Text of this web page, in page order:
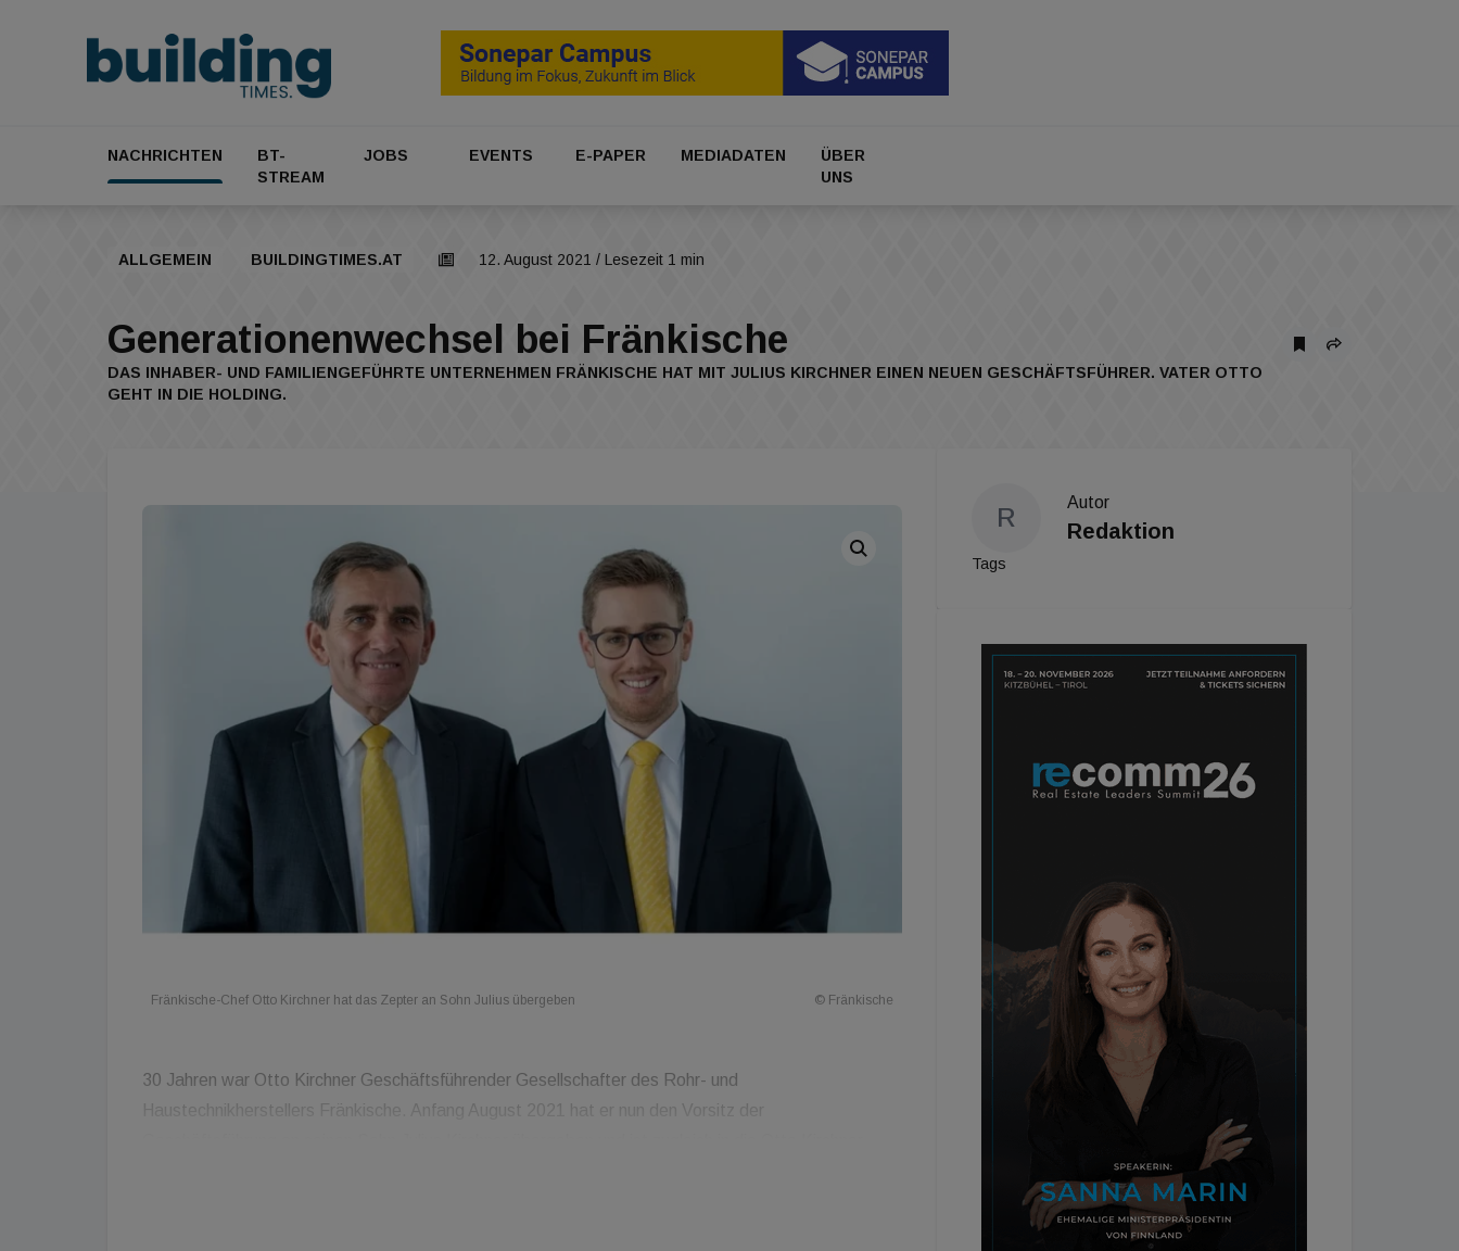
NACHRICHTEN
BT-
STREAM
JOBS EVENTS E-PAPER MEDIADATEN
ÜBER
UNS
ALLGEMEIN BUILDINGTIMES.AT 12. August 2021 / Lesezeit 1 min
Generationenwechsel bei Fränkische
DAS INHABER- UND FAMILIENGEFÜHRTE UNTERNEHMEN FRÄNKISCHE HAT MIT JULIUS KIRCHNER EINEN NEUEN GESCHÄFTSFÜHRER. VATER OTTO
GEHT IN DIE HOLDING.
Fränkische-Chef Otto Kirchner hat das Zepter an Sohn Julius übergeben © Fränkische
30 Jahren war Otto Kirchner Geschäftsführender Gesellschafter des Rohr- und
Haustechnikherstellers Fränkische. Anfang August 2021 hat er nun den Vorsitz der
R
Autor
Redaktion
Tags